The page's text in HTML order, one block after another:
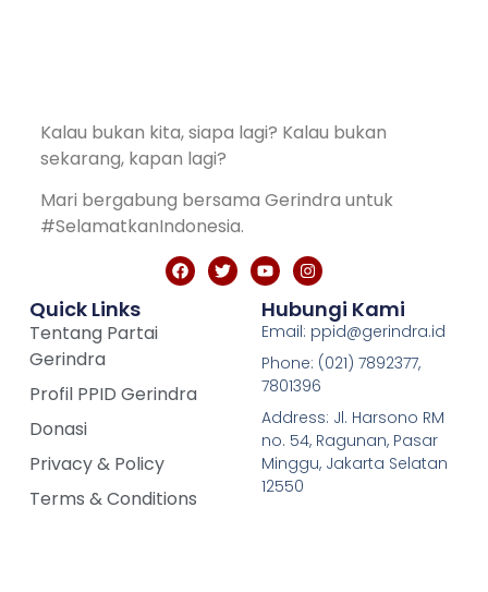
Kalau bukan kita, siapa lagi? Kalau bukan
sekarang, kapan lagi?
Mari bergabung bersama Gerindra untuk
#SelamatkanIndonesia.
Quick Links
Tentang Partai
Gerindra
Profil PPID Gerindra
Donasi
Privacy & Policy
Terms & Conditions
Hubungi Kami
Email: ppid@gerindra.id
Phone: (021) 7892377,
7801396
Address: Jl. Harsono RM
no. 54, Ragunan, Pasar
Minggu, Jakarta Selatan
12550